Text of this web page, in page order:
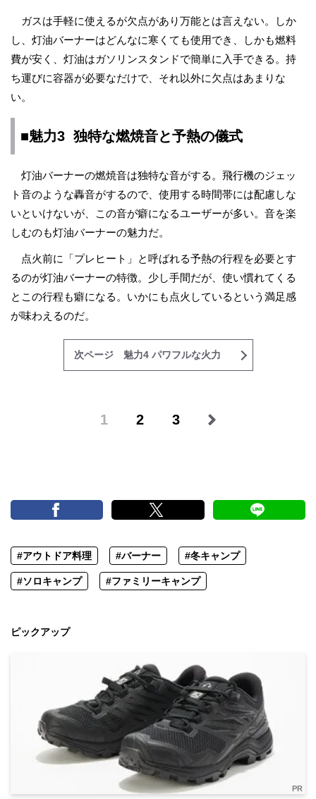
ガスは手軽に使えるが欠点があり万能とは言えない。しか
し、灯油バーナーはどんなに寒くても使用でき、しかも燃料
費が安く、灯油はガソリンスタンドで簡単に入手できる。持
ち運びに容器が必要なだけで、それ以外に欠点はあまりな
い。
■魅力3 独特な燃焼音と予熱の儀式
灯油バーナーの燃焼音は独特な音がする。飛行機のジェッ
ト音のような轟音がするので、使用する時間帯には配慮しな
いといけないが、この音が癖になるユーザーが多い。音を楽
しむのも灯油バーナーの魅力だ。
点火前に「プレヒート」と呼ばれる予熱の行程を必要とす
るのが灯油バーナーの特徴。少し手間だが、使い慣れてくる
とこの行程も癖になる。いかにも点火しているという満足感
が味わえるのだ。
次ページ 魅力4 パワフルな火力
1 2 3
#アウトドア料理 #バーナー #冬キャンプ
#ソロキャンプ #ファミリーキャンプ
ピックアップ
PR